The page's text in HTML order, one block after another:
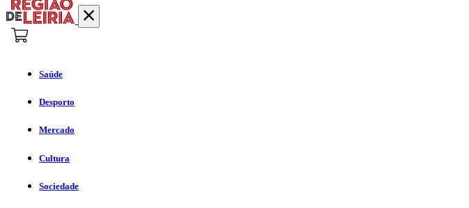
Saúde
Desporto
Mercado
Cultura
Sociedade